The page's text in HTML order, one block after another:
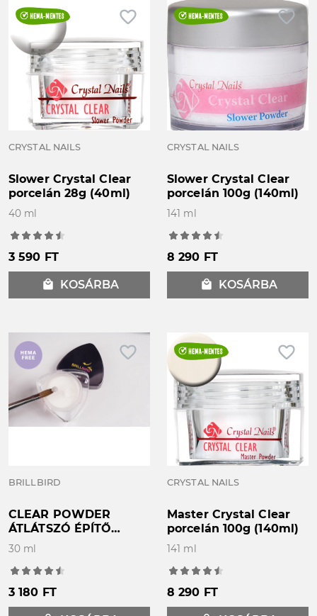
favorite_border
CRYSTAL NAILS
Slower Crystal Clear
porcelán 28g (40ml)
40 ml
3 590 FT
local_mall KOSÁRBA
favorite_border
CRYSTAL NAILS
Slower Crystal Clear
porcelán 100g (140ml)
141 ml
8 290 FT
local_mall KOSÁRBA
favorite_border
BRILLBIRD
CLEAR POWDER
ÁTLÁTSZÓ ÉPÍTŐ
PORCELÁN POR 30ml
30 ml
3 180 FT
favorite_border
CRYSTAL NAILS
Master Crystal Clear
porcelán 100g (140ml)
141 ml
8 290 FT